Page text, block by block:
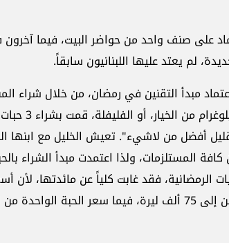
على صنف واحد من حواضر البيت، فيما آخرون
لم يعتد عليها اللبنانيون سابقاً.
مبدأ التقنين في رمضان، من خلال شراء
الزراعية بالحبة الواحدة. وتقول: "بدلاً من شراء كيلوغرام من الخيار، أو
أفضل من لاشيء". تعيش الخليل مع ابنها
عن تأمين كافة المستلزمات، ولذا اعتمدت مبدأ الشراء
الرمضانية، فقد غابت كلياً عن مائدتها، لأن
خيالية جداً، فقد وصل سعر 4 حبات من حلاوة الجبن إلى 75 ألف ليرة، فيما سعر